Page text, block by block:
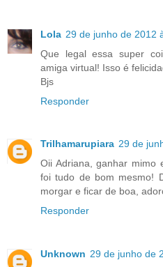
Lola 29 de junho de 2012
Que legal essa super
amiga virtual! Isso é
Bjs
Responder
Trilhamarupiara 29 de
Oii Adriana, ganhar mimo
foi tudo de bom mesmo!
morgar e ficar de boa,
Responder
Unknown 29 de junho de